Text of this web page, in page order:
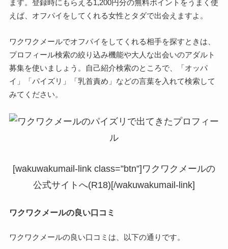
ます。登録時にもらえる1,200円分の無料ポイントをうまく使
えば、オフパイをしてくれる女性とタダで出会えますよ。
ワクワクメールでオフパイをしてくれる相手を探すときは、
プロフィール検索の絞り込み機能や大人な出会いのアダルト
募集を使いましょう。自己紹介検索のところで、「オッパ
イ」「パイズリ」「乳首責め」などの言葉を入れて検索して
みてください。
[wakuwakumail-link class=”btn”]ワクワクメールの
公式サイトへ(R18)[/wakuwakumail-link]
ワクワクメールの良い口コミ
ワクワクメールの良い口コミは、以下の通りです。